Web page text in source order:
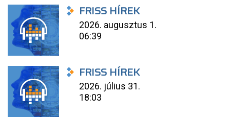
FRISS HÍREK
2026. augusztus 1.
06:39
FRISS HÍREK
2026. július 31.
18:03